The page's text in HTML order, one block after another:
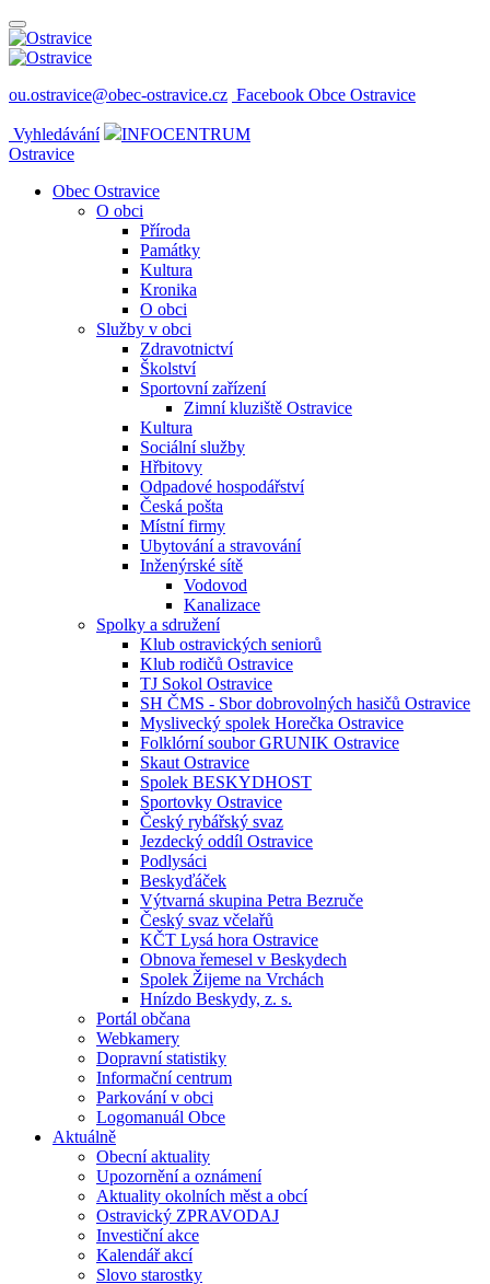
ou.ostravice@obec-ostravice.cz Facebook Obce Ostravice
Vyhledávání
INFOCENTRUM
Ostravice
Obec Ostravice
O obci
Příroda
Památky
Kultura
Kronika
O obci
Služby v obci
Zdravotnictví
Školství
Sportovní zařízení
Zimní kluziště Ostravice
Kultura
Sociální služby
Hřbitovy
Odpadové hospodářství
Česká pošta
Místní firmy
Ubytování a stravování
Inženýrské sítě
Vodovod
Kanalizace
Spolky a sdružení
Klub ostravických seniorů
Klub rodičů Ostravice
TJ Sokol Ostravice
SH ČMS - Sbor dobrovolných hasičů Ostravice
Myslivecký spolek Horečka Ostravice
Folklórní soubor GRUNIK Ostravice
Skaut Ostravice
Spolek BESKYDHOST
Sportovky Ostravice
Český rybářský svaz
Jezdecký oddíl Ostravice
Podlysáci
Beskyďáček
Výtvarná skupina Petra Bezruče
Český svaz včelařů
KČT Lysá hora Ostravice
Obnova řemesel v Beskydech
Spolek Žijeme na Vrchách
Hnízdo Beskydy, z. s.
Portál občana
Webkamery
Dopravní statistiky
Informační centrum
Parkování v obci
Logomanuál Obce
Aktuálně
Obecní aktuality
Upozornění a oznámení
Aktuality okolních měst a obcí
Ostravický ZPRAVODAJ
Investiční akce
Kalendář akcí
Slovo starostky